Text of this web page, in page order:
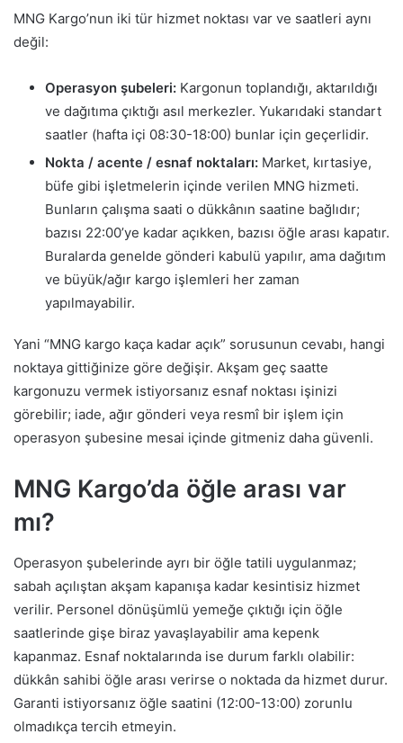
MNG Kargo’nun iki tür hizmet noktası var ve saatleri aynı
değil:
Operasyon şubeleri: Kargonun toplandığı, aktarıldığı
ve dağıtıma çıktığı asıl merkezler. Yukarıdaki standart
saatler (hafta içi 08:30-18:00) bunlar için geçerlidir.
Nokta / acente / esnaf noktaları: Market, kırtasiye,
büfe gibi işletmelerin içinde verilen MNG hizmeti.
Bunların çalışma saati o dükkânın saatine bağlıdır;
bazısı 22:00’ye kadar açıkken, bazısı öğle arası kapatır.
Buralarda genelde gönderi kabulü yapılır, ama dağıtım
ve büyük/ağır kargo işlemleri her zaman
yapılmayabilir.
Yani “MNG kargo kaça kadar açık” sorusunun cevabı, hangi
noktaya gittiğinize göre değişir. Akşam geç saatte
kargonuzu vermek istiyorsanız esnaf noktası işinizi
görebilir; iade, ağır gönderi veya resmî bir işlem için
operasyon şubesine mesai içinde gitmeniz daha güvenli.
MNG Kargo’da öğle arası var
mı?
Operasyon şubelerinde ayrı bir öğle tatili uygulanmaz;
sabah açılıştan akşam kapanışa kadar kesintisiz hizmet
verilir. Personel dönüşümlü yemeğe çıktığı için öğle
saatlerinde gişe biraz yavaşlayabilir ama kepenk
kapanmaz. Esnaf noktalarında ise durum farklı olabilir:
dükkân sahibi öğle arası verirse o noktada da hizmet durur.
Garanti istiyorsanız öğle saatini (12:00-13:00) zorunlu
olmadıkça tercih etmeyin.